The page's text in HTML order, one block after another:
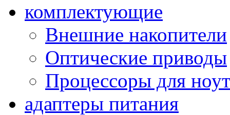
комплектующие
Внешние накопители
Оптические приводы
Процессоры для
адаптеры питания